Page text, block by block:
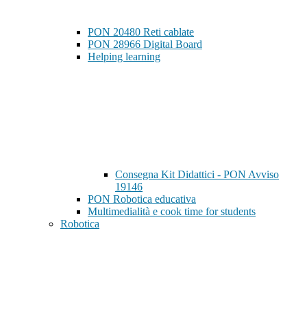
PON 20480 Reti cablate
PON 28966 Digital Board
Helping learning
Consegna Kit Didattici - PON Avviso
19146
PON Robotica educativa
Multimedialità e cook time for students
Robotica